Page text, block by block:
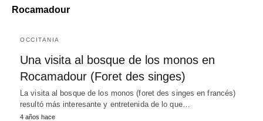
Rocamadour
OCCITANIA
Una visita al bosque de los monos en
Rocamadour (Foret des singes)
La visita al bosque de los monos (foret des singes en francés)
resultó más interesante y entretenida de lo que…
4 años hace